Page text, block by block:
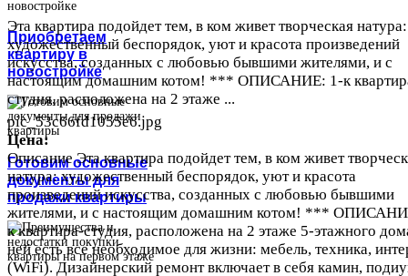
Приобретаем
квартиру в
новостройке
Готовим основные
документы для
продажи квартиры
Эта квартира подойдет тем, в ком живет творческая натура:
художественный беспорядок, уют и красота произведений
искусства, созданных с любовью бывшими жителями, и с
настоящим домашним котом! *** ОПИСАНИЕ: 1-к
студия, расположена на 2 этаже ...
pic_53c66fd1055e6.jpg
Цена:
ОписаниеЭта квартира подойдет тем, в ком живет
натура: художественный беспорядок, уют и красота
произведений искусства, созданных с любовью бывшими
жителями, и с настоящим домашним котом! ***
к квартира-студия, расположена на 2 этаже 5-этажного
ней есть все необходимое для жизни: мебель, техника,
(WiFi). Дизайнерский ремонт включает в себя камин,